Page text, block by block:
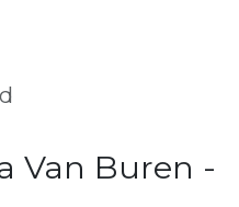
Van Buren -